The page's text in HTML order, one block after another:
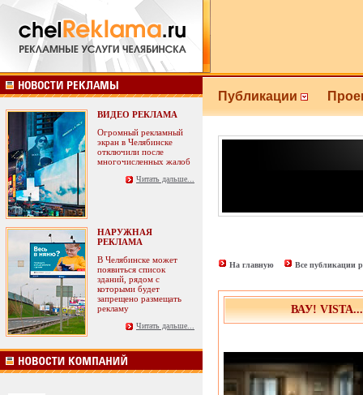
ВИДЕО РЕКЛАМА
Огромный рекламный
экран в Челябинске
отключили после
многочисленных жалоб
Читать дальше...
НАРУЖНАЯ
РЕКЛАМА
В Челябинске может
появиться список
зданий, рядом с
которыми будет
запрещено размещать
рекламу
Читать дальше...
Публикации
На главную Все публикации
ВАУ!